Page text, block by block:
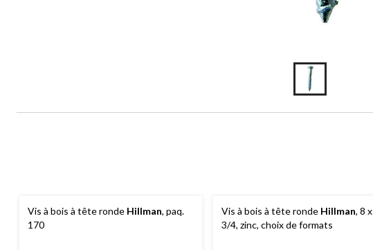
Vis à bois à tête ronde Hillman, paq.
170
Vis à bois à tête ronde Hillman, 8 x
3/4, zinc, choix de formats